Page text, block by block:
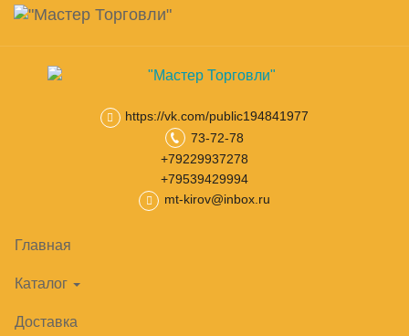
Skip
main
content
Навигация
https://vk.com/public194841977
73-72-78
+79229937278
+79539429994
mt-kirov@inbox.ru
Главная
Каталог
Доставка
Корзина
товар(ов)
Тепловое оборудование